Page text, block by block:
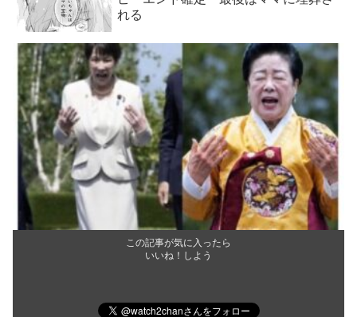
れる
この記事が気に入ったら
いいね！しよう